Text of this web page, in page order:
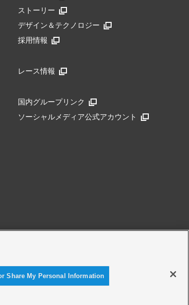
ストーリー
デザイン＆テクノロジー
採用情報
レース情報
国内グループリンク
ソーシャルメディア公式アカウント
Share My Personal Information